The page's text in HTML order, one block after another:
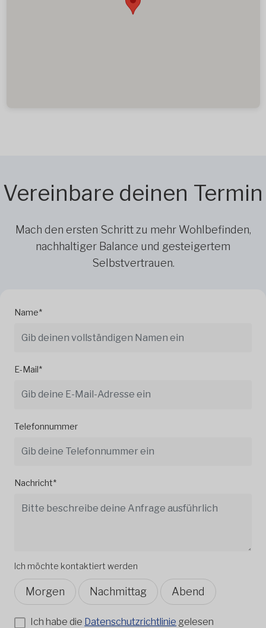
Vereinbare deinen Termin
Mach den ersten Schritt zu mehr Wohlbefinden,
nachhaltiger Balance und gesteigertem
Selbstvertrauen.
Name*
E-Mail*
Telefonnummer
Nachricht*
Ich möchte kontaktiert werden
Morgen Nachmittag Abend
Ich habe die Datenschutzrichtlinie gelesen